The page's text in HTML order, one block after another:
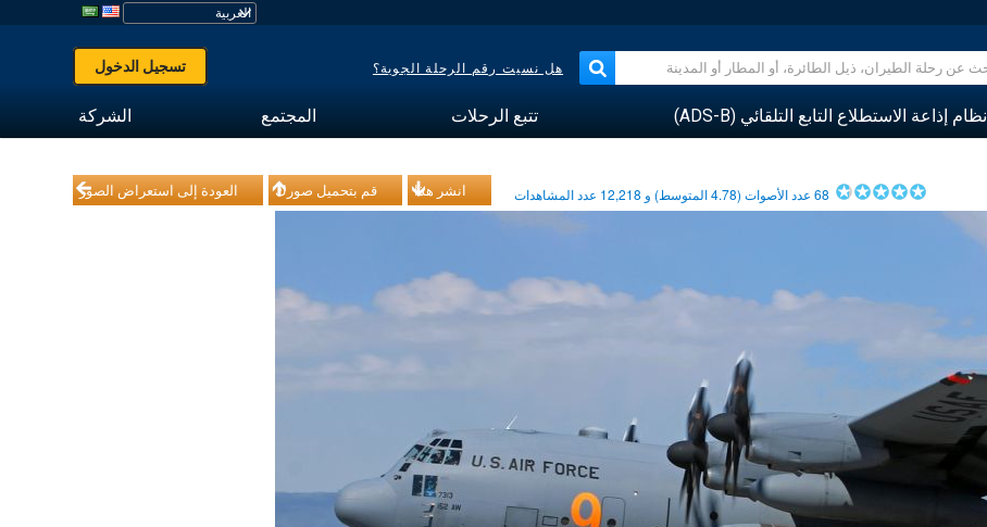
هل نسيت رقم الرحلة الجوية؟ تسجيل الدخول
نظام إذاعة الاستطلاع التابع التلقائي (ADS-B) تتبع الرحلات المجتمع الشركة
العودة إلى استعراض الصور قم بتحميل صورك انشر هذا 68عدد الأصوات (4.78المتوسط) و 12,218 عدد المشاهدات